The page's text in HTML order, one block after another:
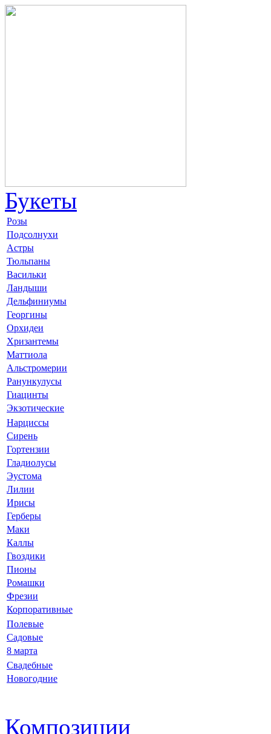
Букеты
Розы
Подсолнухи
Астры
Тюльпаны
Васильки
Ландыши
Дельфиниумы
Георгины
Орхидеи
Хризантемы
Маттиола
Альстромерии
Ранункулусы
Гиацинты
Экзотические
Нарциссы
Сирень
Гортензии
Гладиолусы
Эустома
Лилии
Ирисы
Герберы
Маки
Каллы
Гвоздики
Пионы
Ромашки
Фрезии
Корпоративные
Полевые
Садовые
8 марта
Свадебные
Новогодние
Композиции